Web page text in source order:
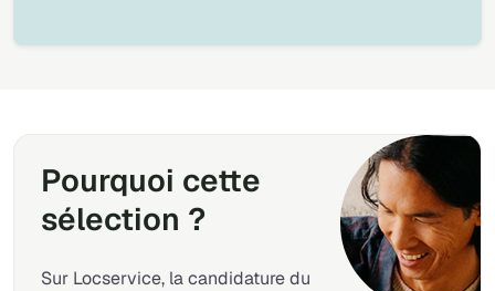
Pourquoi cette
sélection ?
Sur Locservice, la candidature du